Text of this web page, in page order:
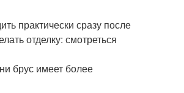
практически сразу после
отделку: смотреться
брус имеет более